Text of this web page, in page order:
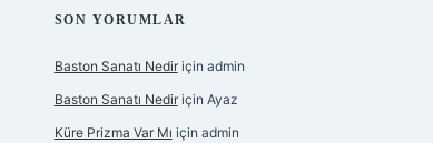
SON YORUMLAR
Baston Sanatı Nediriçin admin
Baston Sanatı Nediriçin Ayaz
Küre Prizma Var Mı için admin